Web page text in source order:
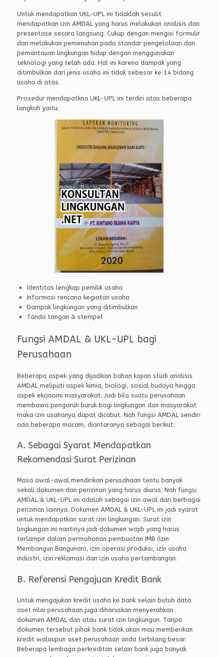
Untuk mendapatkan UKL-UPL ini tidaklah sesulit
mendapatkan izin AMDAL yang harus melakukan analisis dan
presentase secara langsung. Cukup dengan mengisi formulir
dan melakukan pemenuhan pada standar pengelolaan dan
pemantauan lingkungan hidup dengan menggunakan
teknologi yang telah ada. Hal ini karena dampak yang
ditimbulkan dari jenis usaha ini tidak sebesar ke 14 bidang
usaha di atas.
Prosedur mendapatkna UKL-UPL ini terdiri atas beberapa
langkah yaitu:
Identitas lengkap pemilik usaha
Informasi rencana kegiatan usaha
Dampak lingkungan yang ditimbulkan
Tanda tangan & stempel
Fungsi AMDAL & UKL-UPL bagi
Perusahaan
Beberapa aspek yang dijadikan bahan kajian studi analisis
AMDAL meliputi aspek kimia, biologi, sosial budaya hingga
aspek ekonomi masyarakat. Jadi bila suatu perusahaan
membawa pengaruh buruk bagi lingkungan dan masyarakat
maka izin usahanya dapat dicabut. Nah fungsi AMDAL sendiri
ada beberapa macam, diantaranya sebagai berikut:
A. Sebagai Syarat Mendapatkan
Rekomendasi Surat Perizinan
Masa awal-awal mendirikan perusahaan tentu banyak
sekali dokumen dan perizinan yang harus diurus. Nah fungsi
AMDAL & UKL-UPL ini adalah sebagai izin awal dari berbagai
perizinan lainnya. Dokumen AMDAL & UKL-UPL ini jadi syarat
untuk mendapatkan surat izin lingkungan. Surat izin
lingkungan ini nantinya jadi dokumen wajib yang harus
terlampir dalam permohonan pembuatan IMB (Izin
Membangun Bangunan), izin operasi produksi, izin usaha
industri, izin reklamasi dan izin usaha pertambangan.
B. Referensi Pengajuan Kredit Bank
Untuk mengajukan kredit usaha ke bank selain butuh data
aset nilai perusahaan juga diharuskan menyerahkan
dokumen AMDAL dan atau surat izin lingkungan. Tanpa
dokumen tersebut pihak bank tidak akan mau memberikan
kredit walaupun aset perusahaan anda terbilang besar.
Beberapa lembaga perkreditan selain bank juga banyak